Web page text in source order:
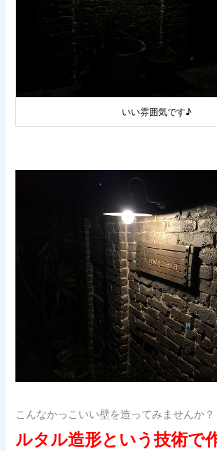
いい雰囲気です♪
こんなかっこいい壁を造ってみませんか？
ルタル造形という技術で